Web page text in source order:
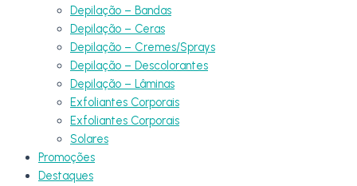
Depilação – Bandas
Depilação – Ceras
Depilação – Cremes/Sprays
Depilação – Descolorantes
Depilação – Lâminas
Exfoliantes Corporais
Exfoliantes Corporais
Solares
Promoções
Destaques